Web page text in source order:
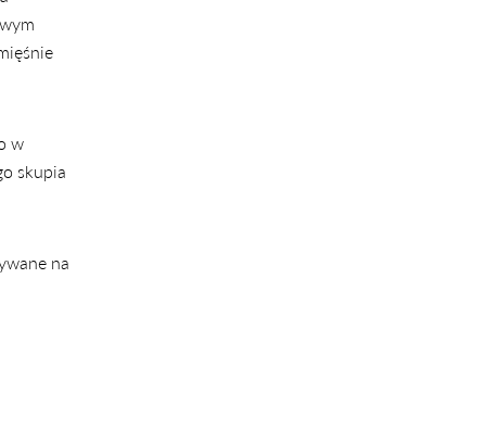
w
skupia
na